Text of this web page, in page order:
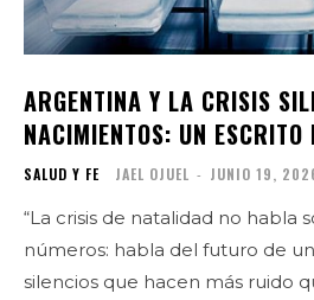
ARGENTINA Y LA CRISIS
NACIMIENTOS: UN ESCRITO
SALUD Y FE JAEL OJUEL - JUNIO 19,
“La crisis de natalidad no habla
números: habla del futuro de una
silencios que hacen más ruido